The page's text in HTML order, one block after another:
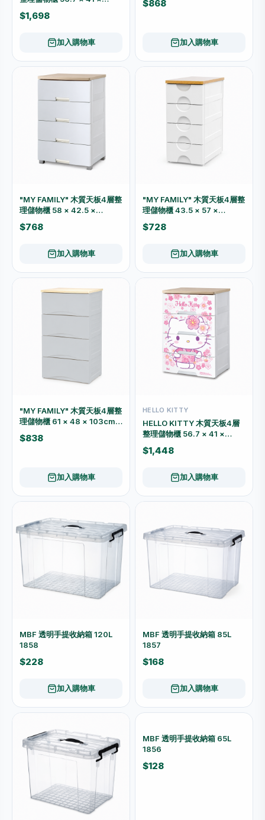
101cm KT6635A
$1,698
加入購物車
$868
加入購物車
"MY FAMILY" 木質天板4層整
理儲物櫃 58 × 42.5 ×
93.5cm 6314
$768
加入購物車
"MY FAMILY" 木質天板4層整
理儲物櫃 43.5 × 57 ×
103cm 5514
$728
加入購物車
"MY FAMILY" 木質天板4層整
理儲物櫃 61 × 48 × 103cm
6114
$838
加入購物車
HELLO KITTY
HELLO KITTY 木質天板4層
整理儲物櫃 56.7 × 41 ×
80cm KT6634A
$1,448
加入購物車
MBF 透明手提收納箱 120L
1858
$228
加入購物車
MBF 透明手提收納箱 85L
1857
$168
加入購物車
MBF 透明手提收納箱 65L
1856
$128